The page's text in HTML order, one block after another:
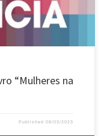
“Mulheres na
Published08/03/2023